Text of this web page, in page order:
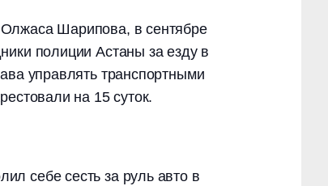
Шарипова, в сентябре
полиции Астаны за езду в
управлять транспортными
на 15 суток.
себе сесть за руль авто в